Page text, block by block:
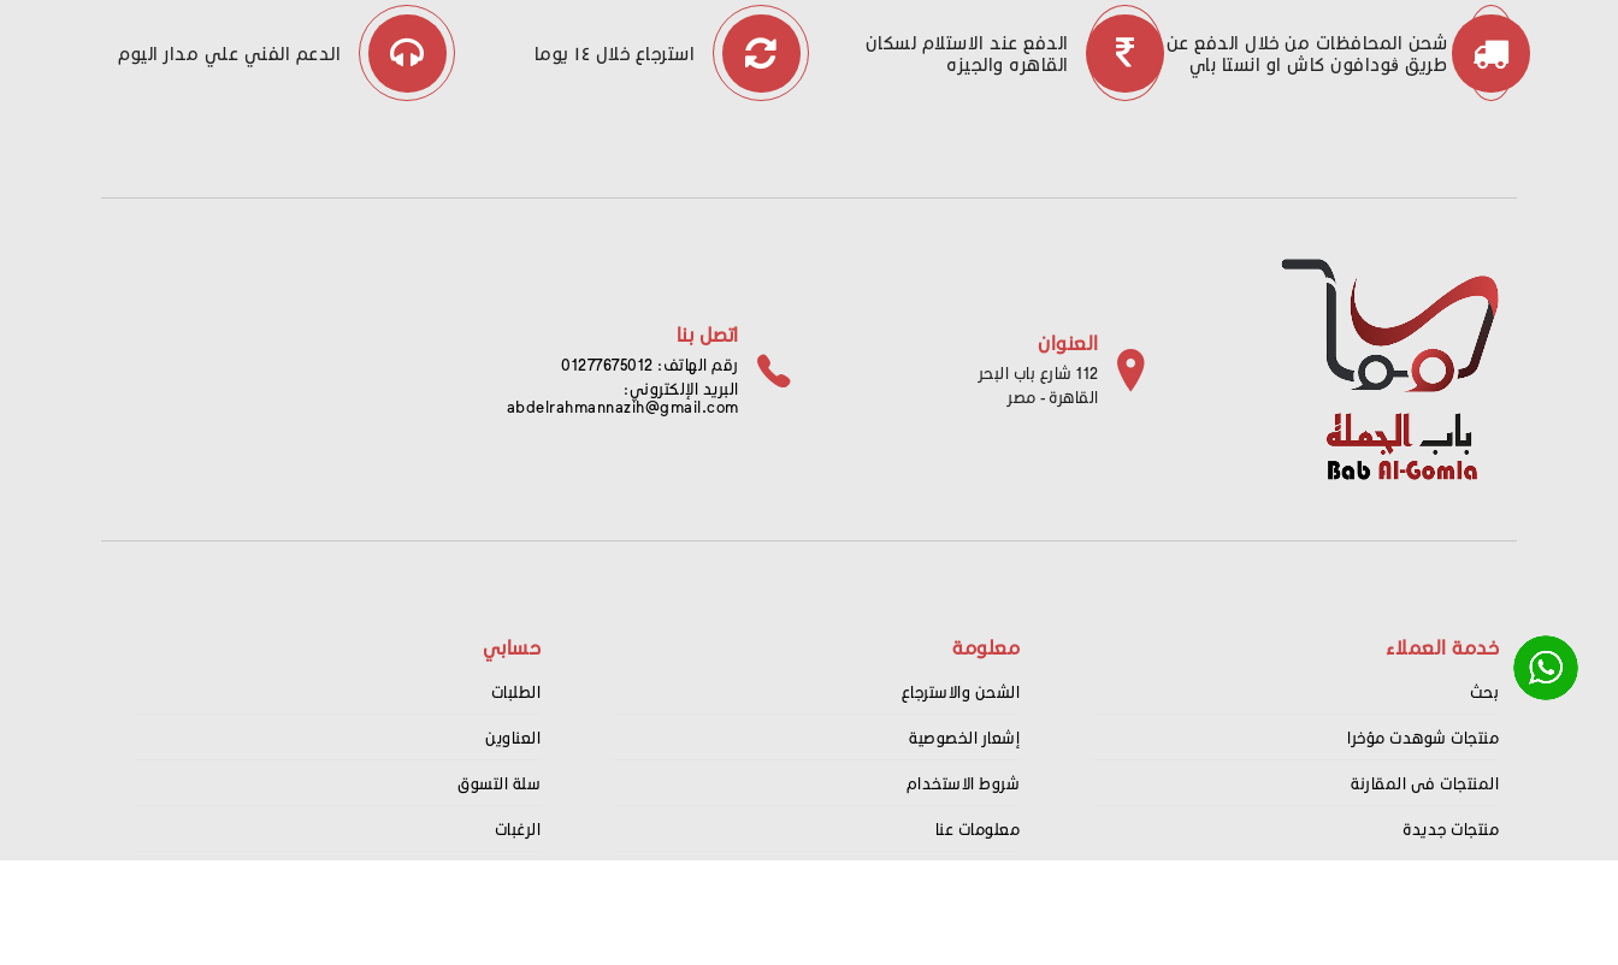
شحن المحافظات من خلال الدفع عن
طريق ڤودافون كاش او انستا باي
الدفع عند الاستلام لسكان
القاهره والجيزه
استرجاع خلال ١٤ يوما الدعم الفني علي مدار اليوم
العنوان
112 شارع باب البحر
القاهرة - مصر
اتصل بنا
رقم الهاتف: 01277675012
البريد الإلكتروني:
abdelrahmannazih@gmail.com
خدمة العملاء
بحث
منتجات شوهدت مؤخرا
المنتجات فى المقارنة
منتجات جديدة
معلومة
الشحن والاسترجاع
إشعار الخصوصية
شروط الاستخدام
معلومات عنا
حسابي
الطلبات
العناوين
سلة التسوق
الرغبات